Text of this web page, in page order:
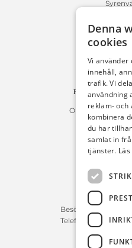
Michelsens
10654
Fakturan måste
Lördag :
Besökstid Måndag –
Telefontid Måndag –
Denna
cookies
Vi använder
innehåll,
trafik. Vi
användning
reklam- och
kombinera
du har
samlat in
tjänster.